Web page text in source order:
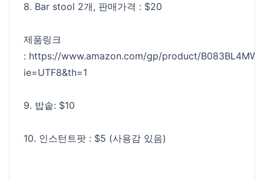
8. Bar stool 2개, 판매가격 : $20
제품링크
: https://www.amazon.com/gp/product/
ie=UTF8&th=1
9. 밥솥: $10
10. 인스턴트팟 : $5 (사용감 있음)